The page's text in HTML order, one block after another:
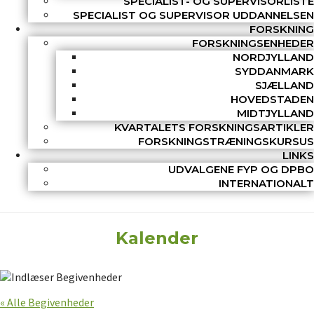
SPECIALIST OG SUPERVISOR UDDANNELSEN
FORSKNING
FORSKNINGSENHEDER
NORDJYLLAND
SYDDANMARK
SJÆLLAND
HOVEDSTADEN
MIDTJYLLAND
KVARTALETS FORSKNINGSARTIKLER
FORSKNINGSTRÆNINGSKURSUS
LINKS
UDVALGENE FYP OG DPBO
INTERNATIONALT
Kalender
« Alle Begivenheder